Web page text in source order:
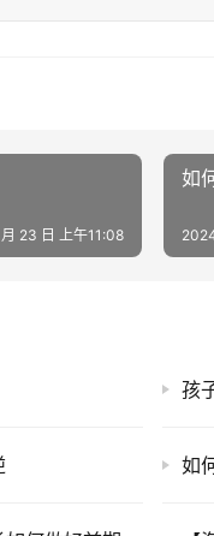
23 日 上午11:08
如
孩
如